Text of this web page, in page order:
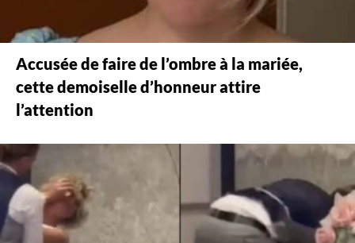
Accusée de faire de l’ombre à la mariée,
cette demoiselle d’honneur attire
l’attention